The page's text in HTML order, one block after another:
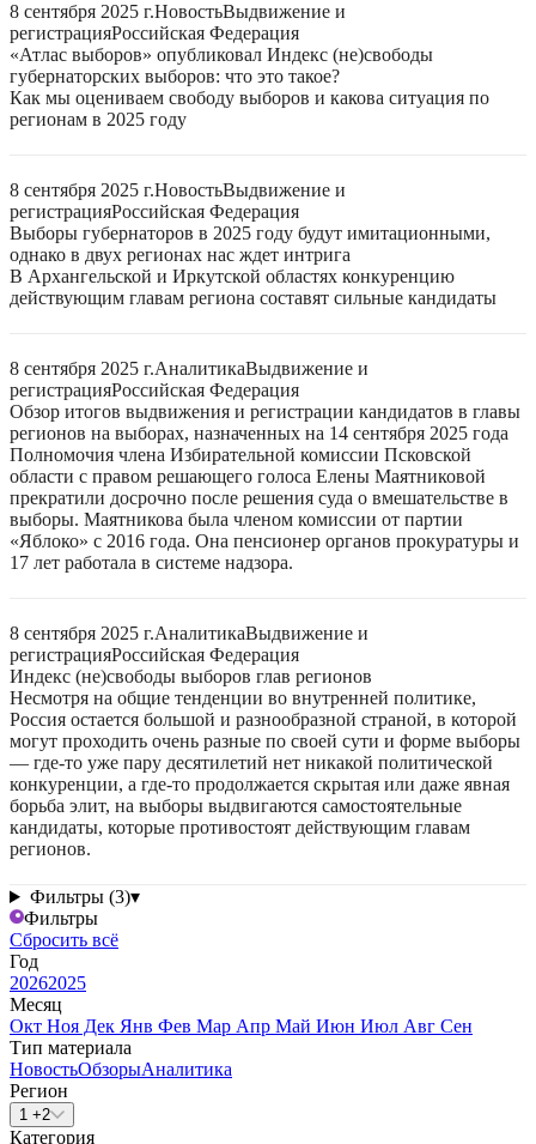
8 сентября 2025 г.НовостьВыдвижение и
регистрацияРоссийская Федерация
«Атлас выборов» опубликовал Индекс (не)свободы
губернаторских выборов: что это такое?
Как мы оцениваем свободу выборов и какова ситуация по
регионам в 2025 году
8 сентября 2025 г.НовостьВыдвижение и
регистрацияРоссийская Федерация
Выборы губернаторов в 2025 году будут имитационными,
однако в двух регионах нас ждет интрига
В Архангельской и Иркутской областях конкуренцию
действующим главам региона составят сильные кандидаты
8 сентября 2025 г.АналитикаВыдвижение и
регистрацияРоссийская Федерация
Обзор итогов выдвижения и регистрации кандидатов в главы
регионов на выборах, назначенных на 14 сентября 2025 года
Полномочия члена Избирательной комиссии Псковской
области с правом решающего голоса Елены Маятниковой
прекратили досрочно после решения суда о вмешательстве в
выборы. Маятникова была членом комиссии от партии
«Яблоко» с 2016 года. Она пенсионер органов прокуратуры и
17 лет работала в системе надзора.
8 сентября 2025 г.АналитикаВыдвижение и
регистрацияРоссийская Федерация
Индекс (не)свободы выборов глав регионов
Несмотря на общие тенденции во внутренней политике,
Россия остается большой и разнообразной страной, в которой
могут проходить очень разные по своей сути и форме выборы
— где-то уже пару десятилетий нет никакой политической
конкуренции, а где-то продолжается скрытая или даже явная
борьба элит, на выборы выдвигаются самостоятельные
кандидаты, которые противостоят действующим главам
регионов.
Фильтры (3)▾
Фильтры
Сбросить всё
Год
20262025
Месяц
Окт Ноя Дек Янв Фев Мар Апр Май Июн Июл Авг Сен
Тип материала
НовостьОбзорыАналитика
Регион
1 +2
Категория